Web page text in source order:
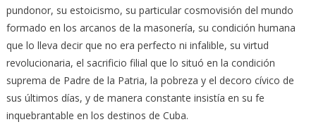
pundonor, su estoicismo, su particular cosmovisión del mundo
formado en los arcanos de la masonería, su condición humana
que lo lleva decir que no era perfecto ni infalible, su virtud
revolucionaria, el sacrificio filial que lo situó en la condición
suprema de Padre de la Patria, la pobreza y el decoro cívico de
sus últimos días, y de manera constante insistía en su fe
inquebrantable en los destinos de Cuba.